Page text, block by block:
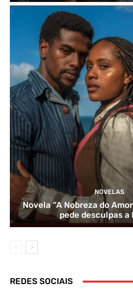
NOVELAS
Novela “A Nobreza do
pede desculpas a
REDES SOCIAIS